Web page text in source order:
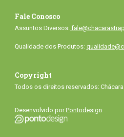
Fale Conosco
Assuntos Diversos:
Qualidade dos Produtos:
Copyright
Todos os direitos reservados:
Desenvolvido porPontodesign